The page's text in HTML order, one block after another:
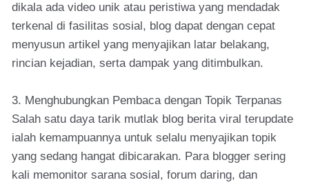
dikala ada video unik atau peristiwa yang mendadak
terkenal di fasilitas sosial, blog dapat dengan cepat
menyusun artikel yang menyajikan latar belakang,
rincian kejadian, serta dampak yang ditimbulkan.
3. Menghubungkan Pembaca dengan Topik Terpanas
Salah satu daya tarik mutlak blog berita viral terupdate
ialah kemampuannya untuk selalu menyajikan topik
yang sedang hangat dibicarakan. Para blogger sering
kali memonitor sarana sosial, forum daring, dan